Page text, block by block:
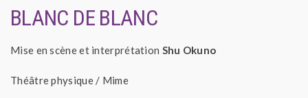
BLANC DE BLANC
Mise en scène et interprétation Shu Okuno
Théâtre physique / Mime